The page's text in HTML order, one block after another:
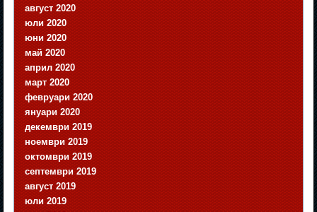
август 2020
юли 2020
юни 2020
май 2020
април 2020
март 2020
февруари 2020
януари 2020
декември 2019
ноември 2019
октомври 2019
септември 2019
август 2019
юли 2019